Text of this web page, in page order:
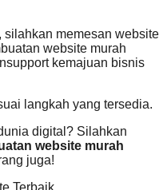
memesan website
website murah
kemajuan bisnis
langkah yang tersedia.
digital? Silahkan
website murah
juga!
Terbaik